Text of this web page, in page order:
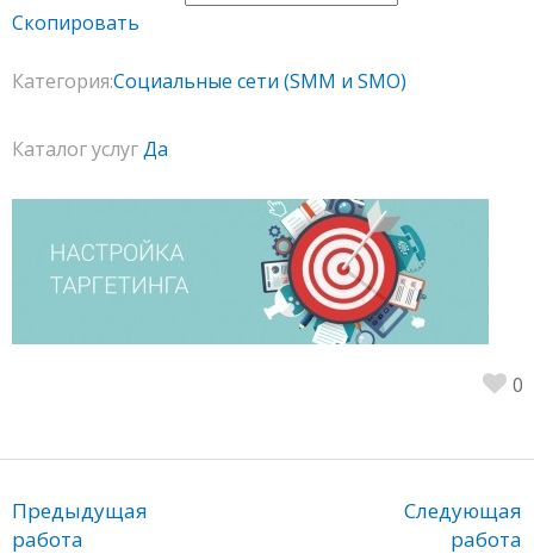
Скопировать
Категория:Социальные сети (SMM и SMO)
Каталог услугДа
0
Предыдущая
работа
Следующая
работа